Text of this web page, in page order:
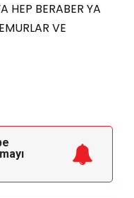
HEP BERABER YA
VE